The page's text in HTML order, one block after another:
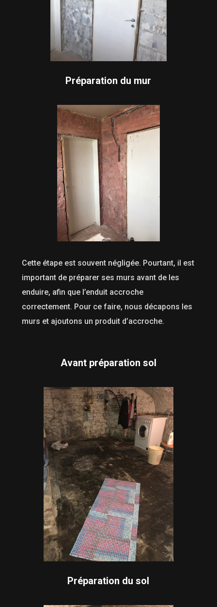
Préparation du mur
Cette étape est souvent négligée. Pourtant, il est
important de préparer ses murs avant de les
enduire, afin que l’enduit accroche
correctement. Pour ce faire, nous décapons les
murs et ajoutons un produit d’accroche.
Avant préparation sol
Préparation du sol